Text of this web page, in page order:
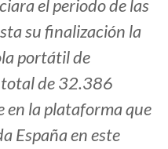
el periodo de las
su finalización la
portátil de
de 32.386
en la plataforma que
España en este